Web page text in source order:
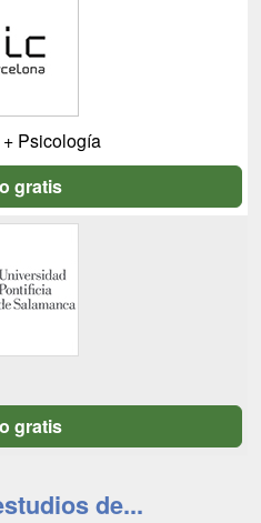
Psicología
gratis
gratis
de...